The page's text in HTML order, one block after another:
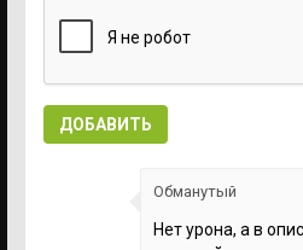
ДОБАВИТЬ
Обманутый
Нет урона, а в